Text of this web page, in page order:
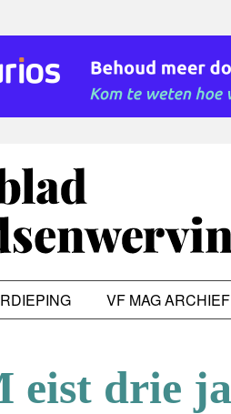
VF MAG ARCHIEF
eist drie